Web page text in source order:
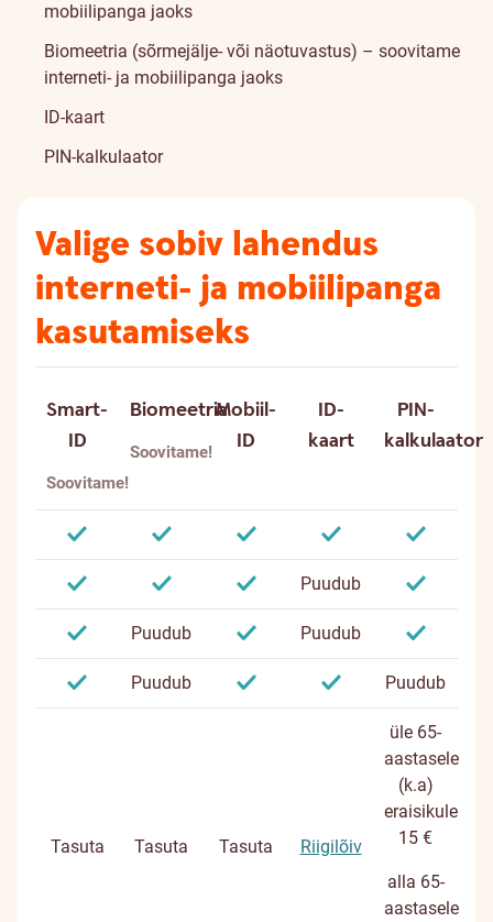
mobiilipanga jaoks
Biomeetria (sõrmejälje- või näotuvastus) – soovitame
interneti- ja mobiilipanga jaoks
ID-kaart
PIN-kalkulaator
Valige sobiv lahendus
interneti- ja mobiilipanga
kasutamiseks
Smart-
ID
Soovitame!
Biomeetria
Soovitame!
Mobiil-
ID
ID-
kaart
PIN-
kalkulaator
Puudub
Puudub Puudub
Puudub Puudub
Tasuta Tasuta Tasuta Riigilõiv
üle 65-
aastasele
(k.a)
eraisikule
15 €
alla 65-
aastasele